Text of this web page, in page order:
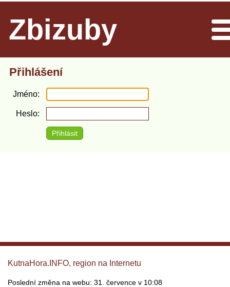
Zbizuby
Přihlášení
Jméno
Heslo
KutnaHora.INFO, region na Internetu
Poslední změna na webu: 31. července v 10:08